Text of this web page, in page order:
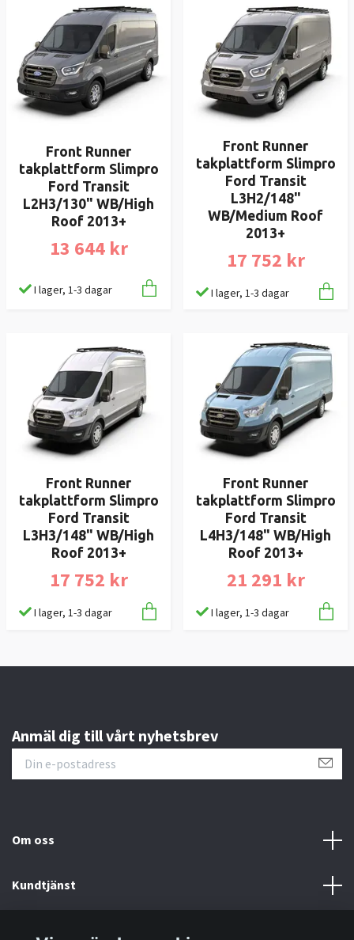
Front Runner
takplattform Slimpro
Ford Transit
L2H3/130" WB/High
Roof 2013+
13 644 kr
I lager, 1-3 dagar
Front Runner
takplattform Slimpro
Ford Transit
L3H2/148"
WB/Medium Roof
2013+
17 752 kr
I lager, 1-3 dagar
Front Runner
takplattform Slimpro
Ford Transit
L3H3/148" WB/High
Roof 2013+
17 752 kr
I lager, 1-3 dagar
Front Runner
takplattform Slimpro
Ford Transit
L4H3/148" WB/High
Roof 2013+
21 291 kr
I lager, 1-3 dagar
Anmäl dig till vårt nyhetsbrev
Om oss
Kundtjänst